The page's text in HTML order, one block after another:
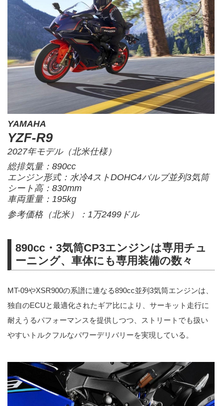
YAMAHA
YZF-R9
2027年モデル（北米仕様）
総排気量：890cc
エンジン形式：水冷4ストDOHC4バルブ並列3気筒
シート高：830mm
車両重量：195kg
参考価格（北米）：1万2499ドル
890cc・3気筒CP3エンジンは専用チュ
ーニング、車体にも専用装備の数々
MT-09やXSR900の系譜に連なる890cc並列3気筒エンジンは、
独自のECUと最適化されたギア比により、サーキット走行に
耐えうるパフォーマンスを提供しつつ、ストリートでも扱い
やすいトルクフルなパワーデリバリーを実現している。